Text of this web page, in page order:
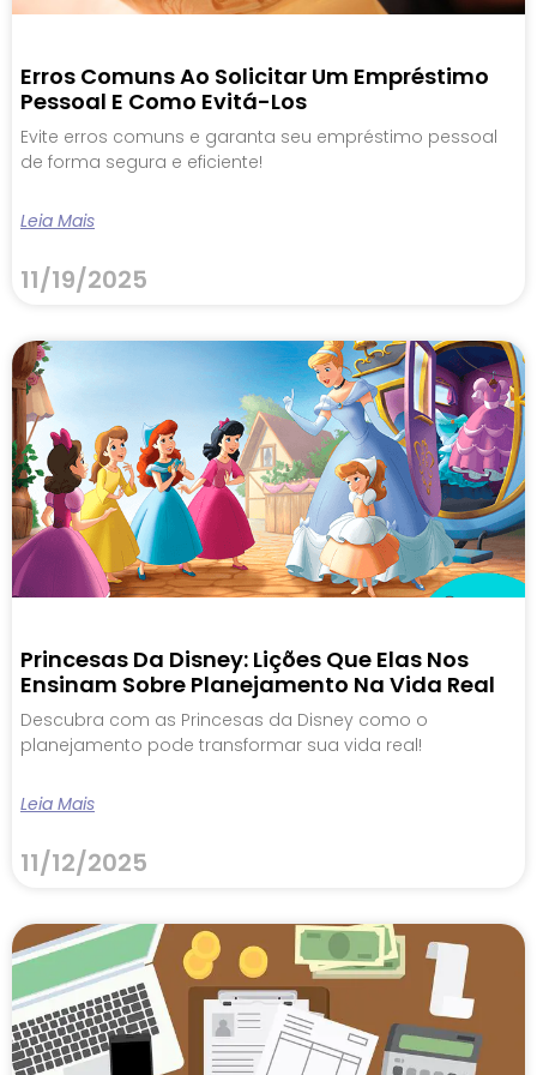
Erros Comuns Ao Solicitar Um Empréstimo
Pessoal E Como Evitá-Los
Evite erros comuns e garanta seu empréstimo pessoal
de forma segura e eficiente!
Leia Mais
11/19/2025
Princesas Da Disney: Lições Que Elas Nos
Ensinam Sobre Planejamento Na Vida Real
Descubra com as Princesas da Disney como o
planejamento pode transformar sua vida real!
Leia Mais
11/12/2025